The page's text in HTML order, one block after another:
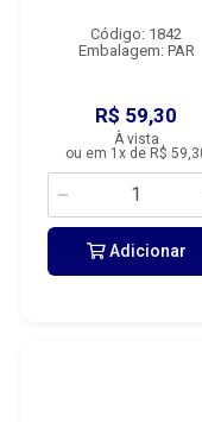
Código: 1842
Embalagem: PAR
R$ 59,30
À vista
ou em 1x de R$
Adicionar